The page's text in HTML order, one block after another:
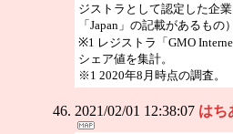
ジストラとして認定した企
「Japan」の記載があるもの
※1 レジストラ「GMO
シェア値を集計。
※1 2020年8月時点の調査。
2021/02/01 12:38:07 はち